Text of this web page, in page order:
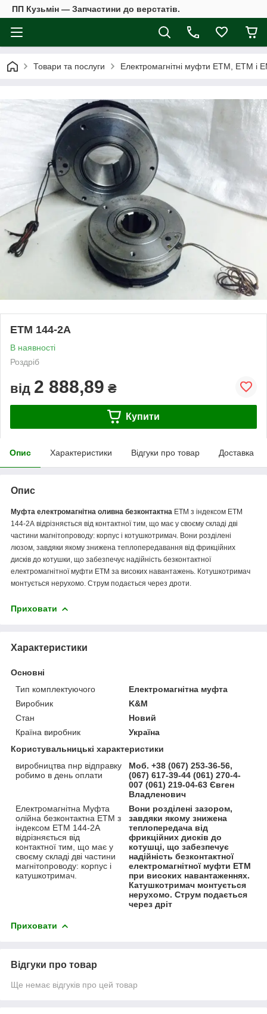
ПП Кузьмін — Запчастини до верстатів.
Товари та послуги Електромагнітні муфти ЕТМ, ЕТМ і
ЕТМ 144-2А
В наявності
Роздріб
від 2 888,89 ₴
Купити
Опис Характеристики Відгуки про товар Доставка
Опис
Муфта електромагнітна оливна безконтактна ЕТМ з індексом ЕТМ
144-2А відрізняється від контактної тим, що має у своєму складі дві
частини магнітопроводу: корпус і котушкотримач. Вони розділені
люзом, завдяки якому знижена теплопередавання від фрикційних
дисків до котушки, що забезпечує надійність безконтактної
електромагнітної муфти ЕТМ за високих навантажень. Котушкотримач
монтується нерухомо. Струм подається через дроти.
Приховати
Характеристики
Основні
Тип комплектуючого
Електромагнітна муфта
Виробник
K&M
Стан
Новий
Країна виробник
Україна
Користувальницькі характеристики
виробництва пнр відправку
робимо в день оплати
Моб. +38 (067) 253-36-56,
(067) 617-39-44 (061) 270-4-
007 (061) 219-04-63 Євген
Владленович
Електромагнітна Муфта
олійна безконтактна ЕТМ з
індексом ЕТМ 144-2А
відрізняється від
контактної тим, що має у
своєму складі дві частини
магнітопроводу: корпус і
катушкотримач.
Вони розділені зазором,
завдяки якому знижена
теплопередача від
фрикційних дисків до
котушці, що забезпечує
надійність безконтактної
електромагнітної муфти ЕТМ
при високих навантаженнях.
Катушкотримач монтується
нерухомо. Струм подається
через дріт
Приховати
Відгуки про товар
Ще немає відгуків про цей товар